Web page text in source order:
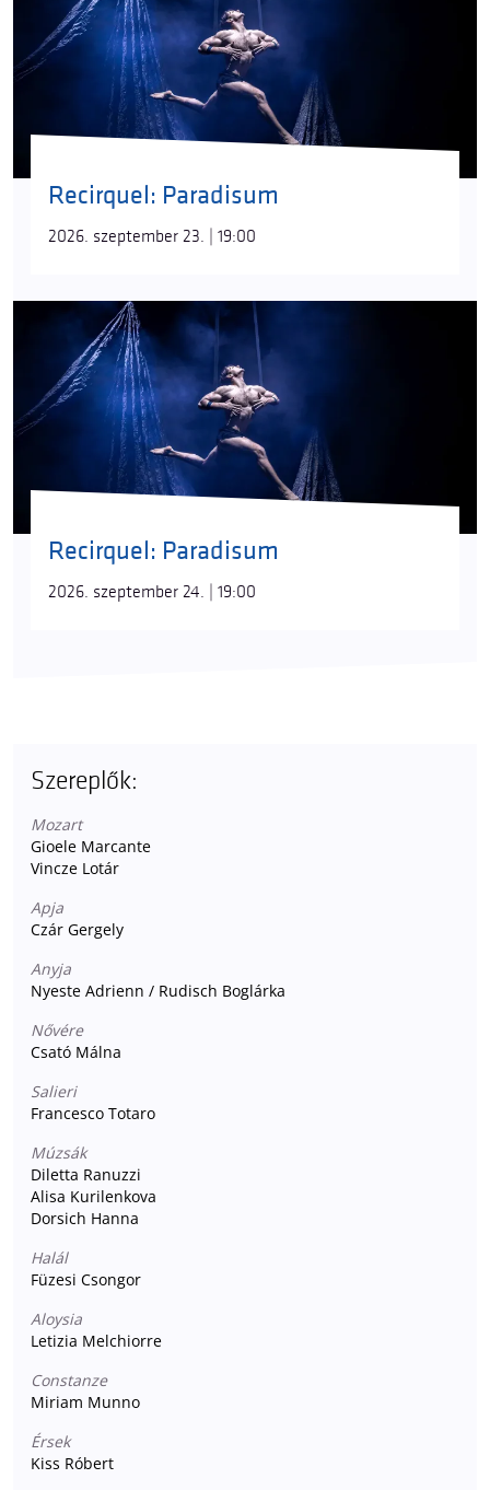
Recirquel: Paradisum
2026. szeptember 23. | 19:00
Recirquel: Paradisum
2026. szeptember 24. | 19:00
Szereplők:
Mozart
Gioele Marcante
Vincze Lotár
Apja
Czár Gergely
Anyja
Nyeste Adrienn / Rudisch Boglárka
Nővére
Csató Málna
Salieri
Francesco Totaro
Múzsák
Diletta Ranuzzi
Alisa Kurilenkova
Dorsich Hanna
Halál
Füzesi Csongor
Aloysia
Letizia Melchiorre
Constanze
Miriam Munno
Érsek
Kiss Róbert